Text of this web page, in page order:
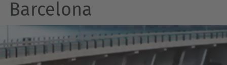
Barcelona